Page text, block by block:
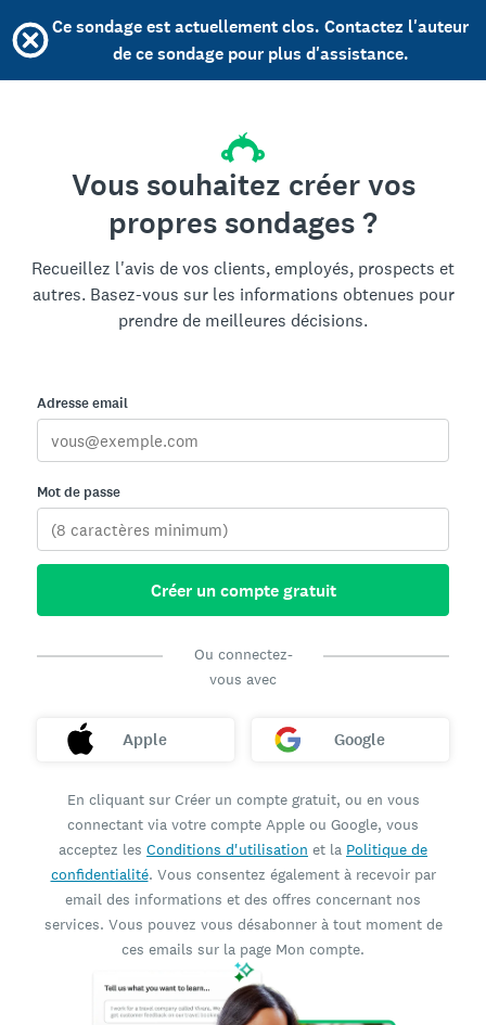
Ce sondage est actuellement clos. Contactez l'auteur
de ce sondage pour plus d'assistance.
Vous souhaitez créer vos
propres sondages ?
Recueillez l'avis de vos clients, employés, prospects et
autres. Basez-vous sur les informations obtenues pour
prendre de meilleures décisions.
Adresse email
Mot de passe
Créer un compte gratuit
Ou connectez-
vous avec
Apple Google
En cliquant sur Créer un compte gratuit, ou en vous
connectant via votre compte Apple ou Google, vous
acceptez les Conditions d'utilisation et la Politique de
confidentialité. Vous consentez également à recevoir par
email des informations et des offres concernant nos
services. Vous pouvez vous désabonner à tout moment de
ces emails sur la page Mon compte.